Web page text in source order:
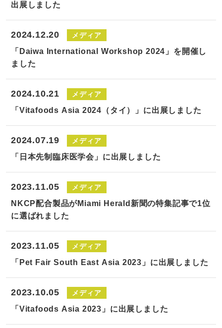
出展しました
2024.12.20 メディア
「Daiwa International Workshop 2024」を開催し
ました
2024.10.21 メディア
「Vitafoods Asia 2024（タイ）」に出展しました
2024.07.19 メディア
「日本先制臨床医学会」に出展しました
2023.11.05 メディア
NKCP配合製品がMiami Herald新聞の特集記事で1位
に選ばれました
2023.11.05 メディア
「Pet Fair South East Asia 2023」に出展しました
2023.10.05 メディア
「Vitafoods Asia 2023」に出展しました